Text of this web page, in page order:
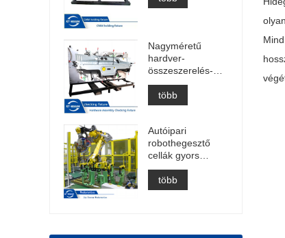
Nagyméretű
hardver-
összeszerelés-
ellenőrző eszköz
több
Autóipari
robothegesztő
cellák gyors
ívhegesztő cella
ponthegesztő
cella konstrukció
több